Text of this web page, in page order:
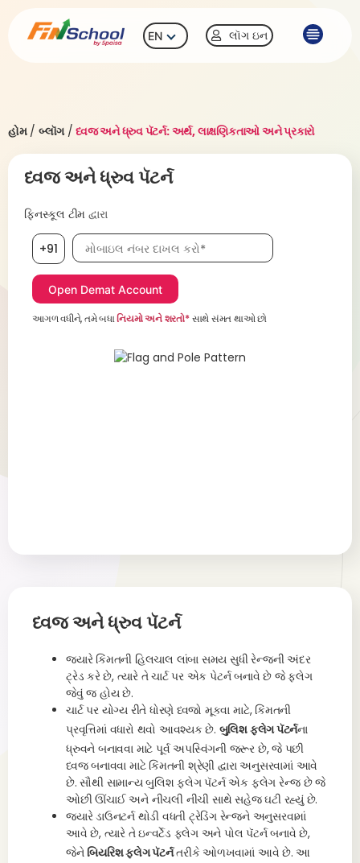
EN લૉગ ઇન
હોમ/ બ્લૉગ/ધ્વજ અને ધ્રુવ પૅટર્ન: અર્થ, લાક્ષણિકતાઓ અને પ્રકારો
ધ્વજ અને ધ્રુવ પૅટર્ન
ફિનસ્કૂલ ટીમ દ્વારા
+91 મોબાઇલ નંબર, જરૂરી છે
આગળ વધીને, તમે બધાનિયમો અને શરતો*સાથે સંમત થાઓ છો
ધ્વજ અને ધ્રુવ પૅટર્ન
જ્યારે કિંમતની હિલચાલ લાંબા સમય સુધી રેન્જની અંદર
ટ્રેડ કરે છે, ત્યારે તે ચાર્ટ પર એક પેટર્ન બનાવે છે જે ફ્લેગ
જેવું જ હોય છે.
ચાર્ટ પર યોગ્ય રીતે ધોરણે ધ્વજો મૂકવા માટે, કિંમતની
પ્રવૃત્તિમાં વધારો થવો આવશ્યક છે. બુલિશ ફ્લેગ પૅટર્નના
ધ્રુવને બનાવવા માટે પૂર્વ અપસ્વિંગની જરૂર છે, જે પછી
ધ્વજ બનાવવા માટે કિંમતની શ્રેણી દ્વારા અનુસરવામાં આવે
છે. સૌથી સામાન્ય બુલિશ ફ્લેગ પૅટર્ન એક ફ્લેગ રેન્જ છે જે
ઓછી ઊંચાઈ અને નીચલી નીચી સાથે સહેજ ઘટી રહ્યું છે.
જ્યારે ડાઉનટર્ન થોડી વધતી ટ્રેડિંગ રેન્જને અનુસરવામાં
આવે છે, ત્યારે તે ઇન્વર્ટેડ ફ્લેગ અને પોલ પૅટર્ન બનાવે છે,
જેને બિયરિશ ફ્લેગ પૅટર્નતરીકે ઓળખવામાં આવે છે. આ